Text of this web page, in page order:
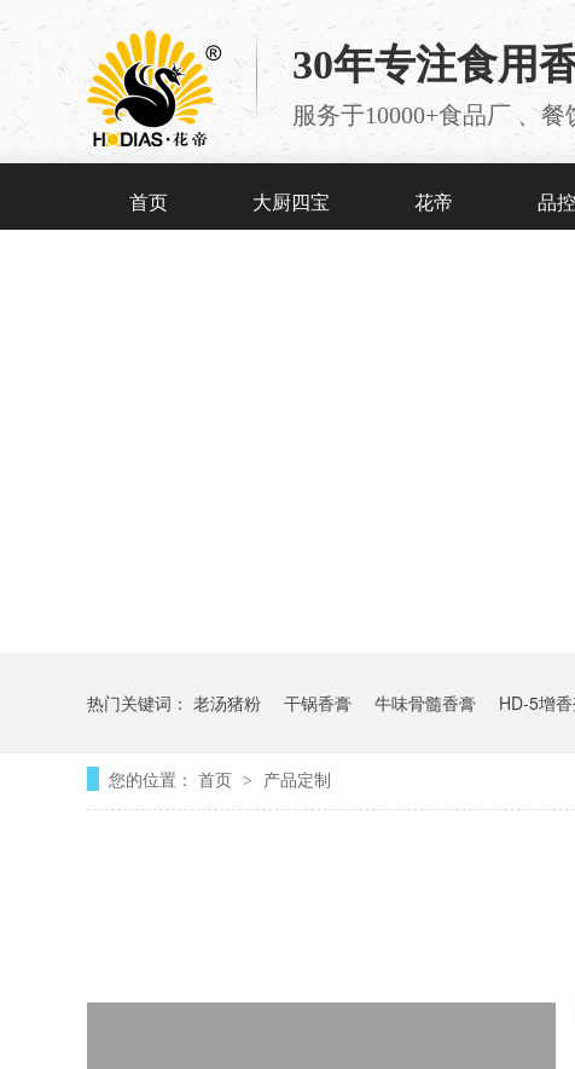
30年专注食用
服务于10000+食品厂 、
首页 大厨四宝 花帝 品
热门关键词： 老汤猪粉 干锅香膏 牛味骨髓香膏 HD-5增
您的位置： 首页 > 产品定制